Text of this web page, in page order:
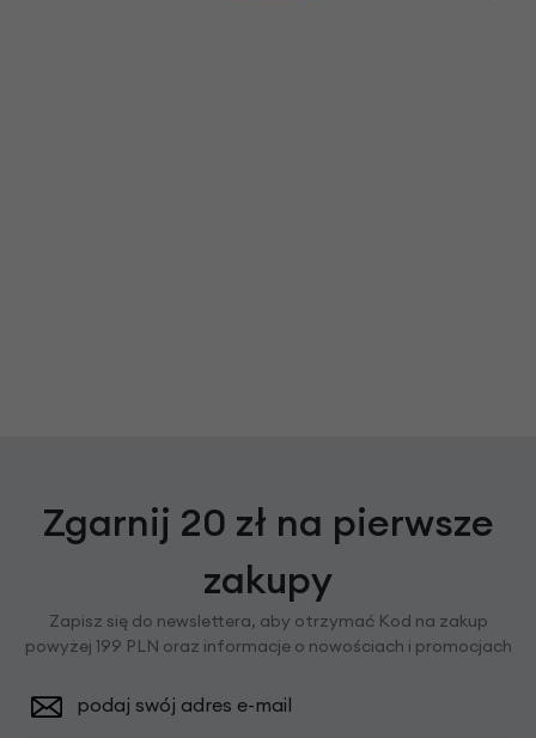
Zgarnij 20 zł na pierwsze
zakupy
Zapisz się do newslettera, aby otrzymać Kod na zakup
powyżej 199 PLN oraz informacje o nowościach i promocjach
podaj swój adres e-mail